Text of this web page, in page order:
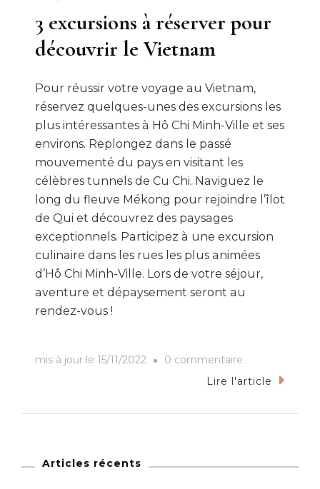
3 excursions à réserver pour
découvrir le Vietnam
Pour réussir votre voyage au Vietnam,
réservez quelques-unes des excursions les
plus intéressantes à Hô Chi Minh-Ville et ses
environs. Replongez dans le passé
mouvementé du pays en visitant les
célèbres tunnels de Cu Chi. Naviguez le
long du fleuve Mékong pour rejoindre l’îlot
de Qui et découvrez des paysages
exceptionnels. Participez à une excursion
culinaire dans les rues les plus animées
d’Hô Chi Minh-Ville. Lors de votre séjour,
aventure et dépaysement seront au
rendez-vous !
mis à jour le 15/11/2022 0 commentaire
3
Lire l'article
Articles récents